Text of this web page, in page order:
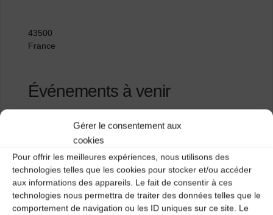
Gérer le consentement aux
cookies
Pour offrir les meilleures expériences, nous utilisons des
technologies telles que les cookies pour stocker et/ou accéder
aux informations des appareils. Le fait de consentir à ces
technologies nous permettra de traiter des données telles que le
comportement de navigation ou les ID uniques sur ce site. Le
43500
France
Événements à venir
<li>Aucun événement à cet emplacement</li>
Salle des fêtes